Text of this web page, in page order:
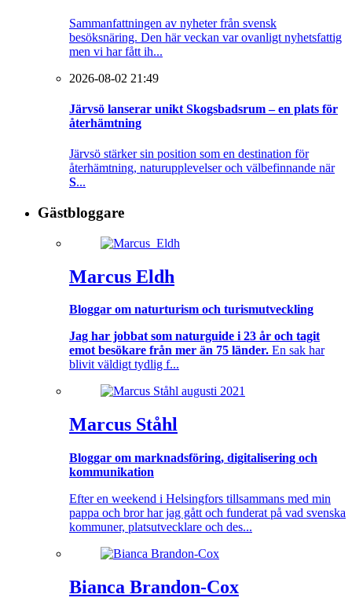
Sammanfattningen av nyheter från svensk
besöksnäring. Den här veckan var ovanligt nyhetsfattig
men vi har fått ih...
2026-08-02 21:49
Järvsö lanserar unikt Skogsbadsrum – en plats för
återhämtning
Järvsö stärker sin position som en destination för
återhämtning, naturupplevelser och välbefinnande när
S...
Gästbloggare
Marcus Eldh
Bloggar om naturturism och turismutveckling
Jag har jobbat som naturguide i 23 år och tagit
emot besökare från mer än 75 länder. En sak har
blivit väldigt tydlig f...
Marcus Ståhl
Bloggar om marknadsföring, digitalisering och
kommunikation
Efter en weekend i Helsingfors tillsammans med min
pappa och bror har jag gått och funderat på vad svenska
kommuner, platsutvecklare och des...
Bianca Brandon-Cox